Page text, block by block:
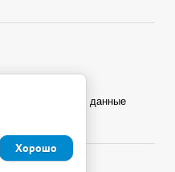
и персональные данные
Хорошо